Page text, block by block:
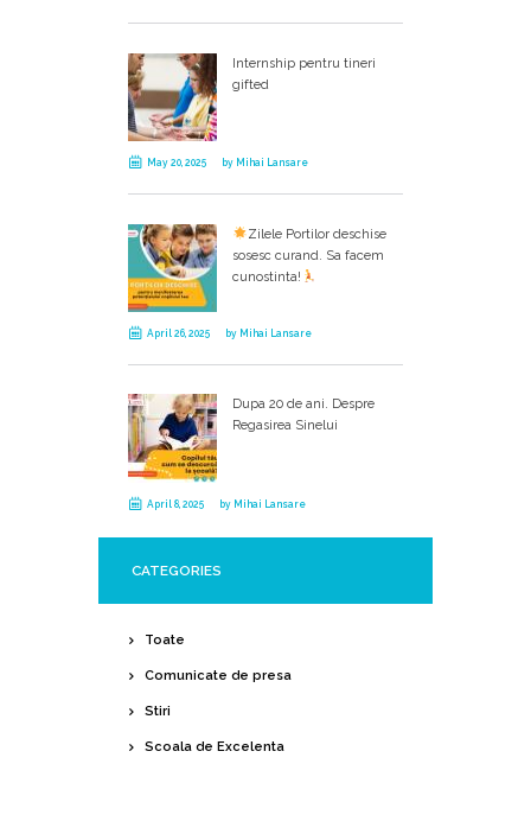
Internship pentru tineri
gifted
May 20, 2025 by Mihai Lansare
Zilele Portilor deschise
sosesc curand. Sa facem
cunostinta!
April 26, 2025 by Mihai Lansare
Dupa 20 de ani. Despre
Regasirea Sinelui
April 8, 2025 by Mihai Lansare
CATEGORIES
Toate
Comunicate de presa
Stiri
Scoala de Excelenta